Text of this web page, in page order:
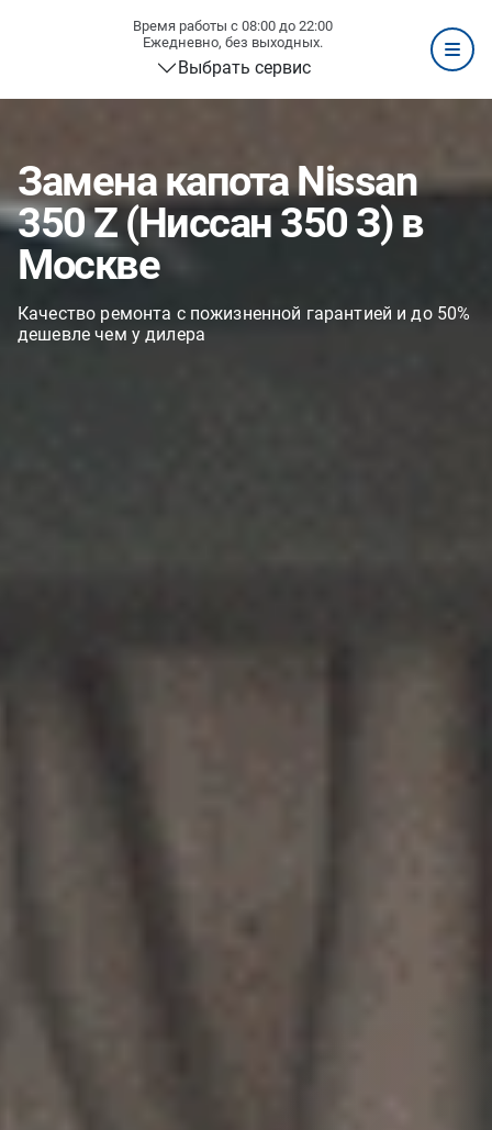
Время работы с 08:00 до 22:00
Ежедневно, без выходных.
Выбрать сервис
Замена капота Nissan
350 Z (Ниссан 350 З) в
Москве
Качество ремонта с пожизненной гарантией и до 50%
дешевле чем у дилера